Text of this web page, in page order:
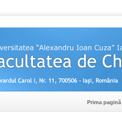
Prima pagină